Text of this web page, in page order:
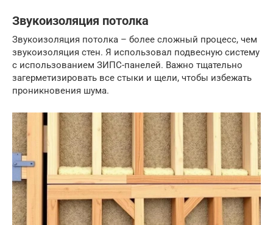
Звукоизоляция потолка
Звукоизоляция потолка – более сложный процесс, чем
звукоизоляция стен. Я использовал подвесную систему
с использованием ЗИПС-панелей. Важно тщательно
загерметизировать все стыки и щели, чтобы избежать
проникновения шума.